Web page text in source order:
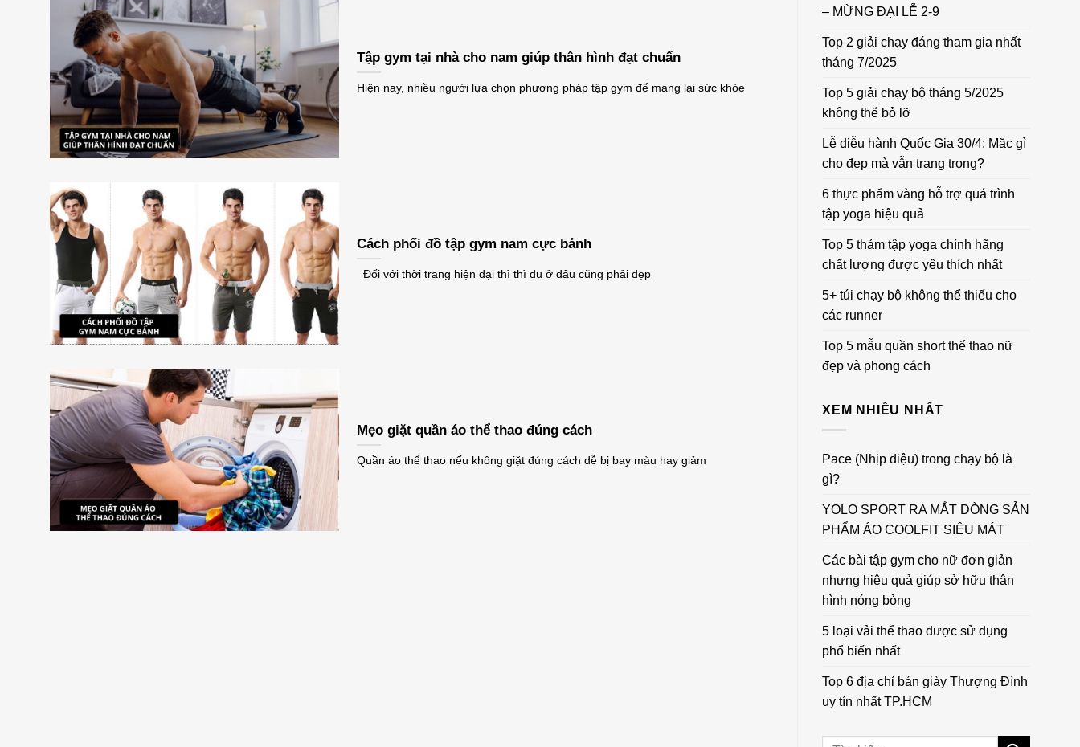
Tập gym tại nhà cho nam giúp thân hình đạt chuẩn
Hiện nay, nhiều người lựa chọn phương pháp tập gym để mang lại sức khỏe
Cách phối đồ tập gym nam cực bảnh
Đối với thời trang hiện đại thì thì du ở đâu cũng phải đẹp
Mẹo giặt quần áo thể thao đúng cách
Quần áo thể thao nếu không giặt đúng cách dễ bị bay màu hay giảm
– MỪNG ĐẠI LỄ 2-9
Top 2 giải chạy đáng tham gia nhất
tháng 7/2025
Top 5 giải chạy bộ tháng 5/2025
không thể bỏ lỡ
Lễ diễu hành Quốc Gia 30/4: Mặc gì
cho đẹp mà vẫn trang trọng?
6 thực phẩm vàng hỗ trợ quá trình
tập yoga hiệu quả
Top 5 thảm tập yoga chính hãng
chất lượng được yêu thích nhất
5+ túi chạy bộ không thể thiếu cho
các runner
Top 5 mẫu quần short thể thao nữ
đẹp và phong cách
XEM NHIỀU NHẤT
Pace (Nhịp điệu) trong chạy bộ là
gì?
YOLO SPORT RA MẮT DÒNG SẢN
PHẨM ÁO COOLFIT SIÊU MÁT
Các bài tập gym cho nữ đơn giản
nhưng hiệu quả giúp sở hữu thân
hình nóng bỏng
5 loại vải thể thao được sử dụng
phổ biến nhất
Top 6 địa chỉ bán giày Thượng Đình
uy tín nhất TP.HCM